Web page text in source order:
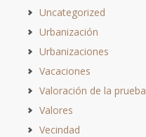
Uncategorized
Urbanización
Urbanizaciones
Vacaciones
Valoración de la prueba
Valores
Vecindad